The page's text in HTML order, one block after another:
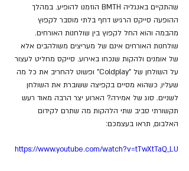
שהתקיים באנגליה BMTH הוזמנו להופיע. במהלך
ההופעה סייקס הרגיש דחף בלתי מוסבר לקפוץ
מהבמה והוא החל לקפוץ בין שולחנות האורחים.
שולחנות האורחים אינם של מעריצים משולהבים אלא
של אומנים ולהקות שנכחו באירוע. סייקס מחליט לעצור
על השולחן של "Coldplay" ופשוט להחריב את כל מה
שעליו, כשהוא מסיים בקפיצה ששוברת את השולחן
לשניים. סוג של אמירה? הארוע יצר הרבה מאוד רעש
תקשורתי סביב שתי הלהקות מה שתרם לקידום
האלבום, תראו בעצמכם:
https://www.youtube.com/watch?v=tTwXtTaQ_LU